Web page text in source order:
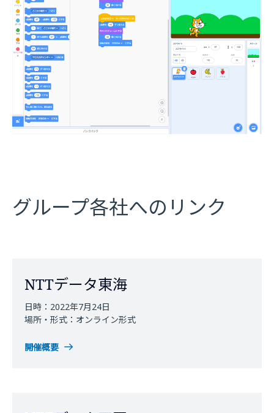
グループ各社へのリンク
NTTデータ東海
日時：2022年7月24日
場所・形式：オンライン形式
開催概要